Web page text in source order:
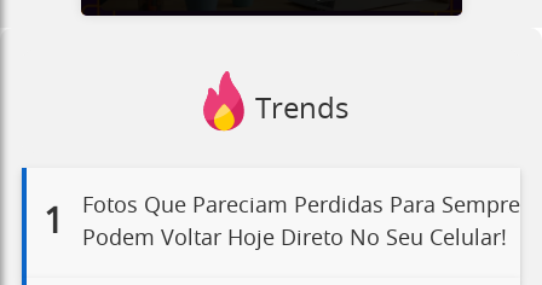
Trends
1
Fotos Que Pareciam Perdidas Para Sempre
Podem Voltar Hoje Direto No Seu Celular!